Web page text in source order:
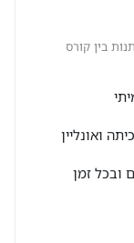
בין קורס
ואונליין
ובכל זמן